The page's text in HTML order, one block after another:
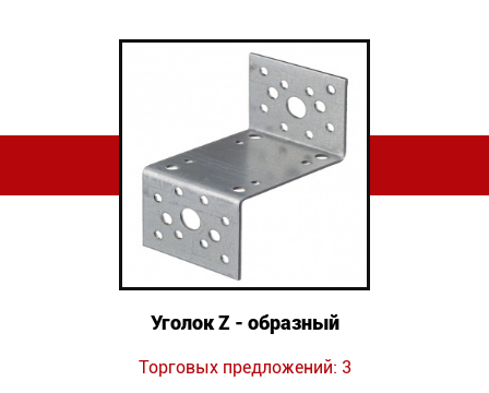
Уголок Z - образный
Торговых предложений: 3